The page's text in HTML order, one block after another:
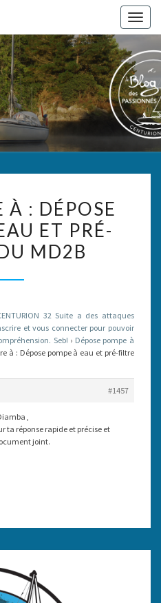
32
Le Blog
Des
Passionnés
À :
DÉPOSE
POMPE
PRÉ-
FILTRE
MD2B
À : DÉPOSE
ET PRÉ-
MD2B
32 Suite a des attaques
et vous connecter pour pouvoir
Seb! › Dépose pompe à
à : Dépose pompe à eau et pré-filtre
#1457
,
ta réponse rapide et précise et
joint.